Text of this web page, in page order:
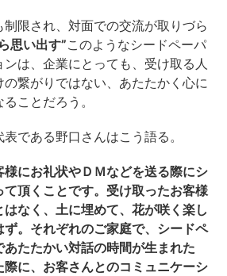
限され、対面での交流が取りづら
思い出す”このようなシードペーパ
は、企業にとっても、受け取る人
繋がりではない、あたたかく心に
ことだろう。
である野口さんはこう語る。
様にお礼状やＤＭなどを送る際にシ
頂くことです。受け取ったお客様
はなく、土に埋めて、花が咲く楽し
。それぞれのご家庭で、シードペ
たたかい対話の時間が生まれた
際に、お客さんとのコミュニケーシ